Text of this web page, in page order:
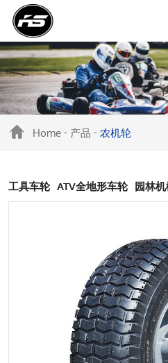
Home - 产品 - 农机轮
工具车轮 ATV全地形车轮 园林